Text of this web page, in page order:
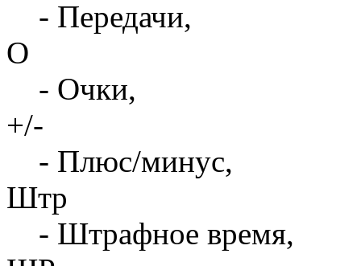
- Передачи,
О
- Очки,
+/-
- Плюс/минус,
Штр
- Штрафное время,